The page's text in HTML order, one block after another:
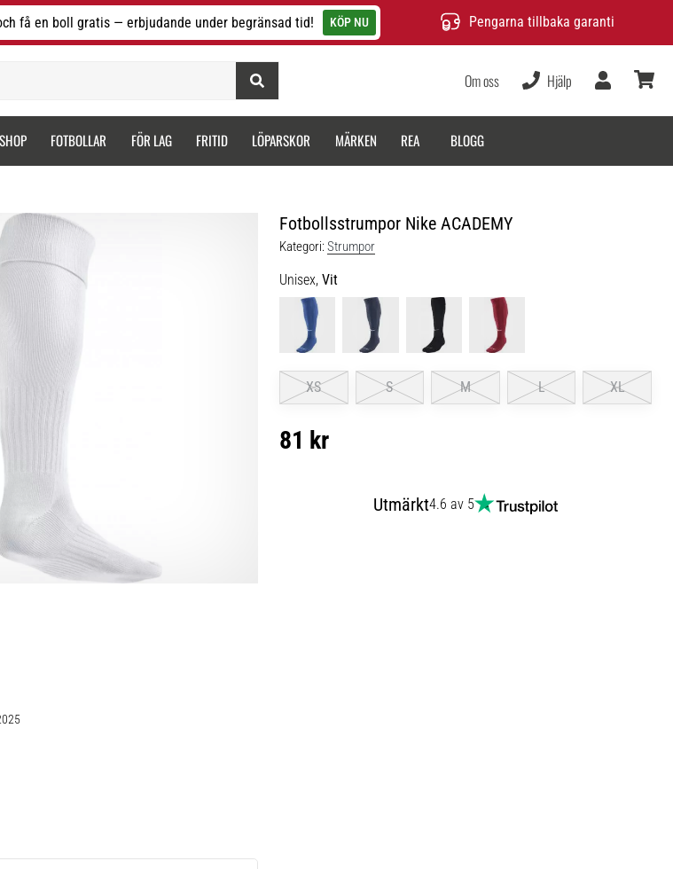
få en boll gratis — erbjudande under begränsad tid! KÖP NU Pengarna tillbaka garanti
Om oss Hjälp
FOTBOLLAR FÖR LAG FRITID LÖPARSKOR MÄRKEN REA BLOGG
Fotbollsstrumpor Nike ACADEMY
Kategori:Strumpor
Unisex, Vit
XS S M L XL
81 kr
Utmärkt4.6 av 5